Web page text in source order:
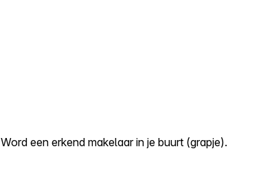
Word een erkend makelaar in je buurt (grapje).